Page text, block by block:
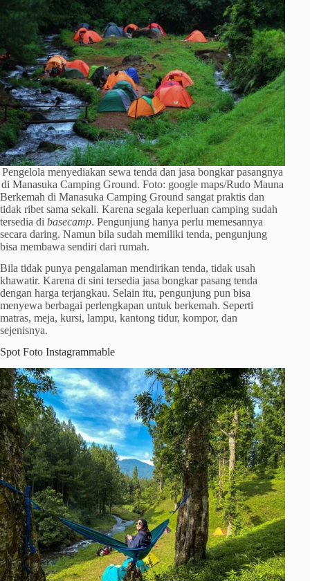
Pengelola menyediakan sewa tenda dan jasa bongkar pasangnya
di Manasuka Camping Ground. Foto: google maps/Rudo Mauna
Berkemah di Manasuka Camping Ground sangat praktis dan
tidak ribet sama sekali. Karena segala keperluan camping sudah
tersedia di basecamp. Pengunjung hanya perlu memesannya
secara daring. Namun bila sudah memiliki tenda, pengunjung
bisa membawa sendiri dari rumah.
Bila tidak punya pengalaman mendirikan tenda, tidak usah
khawatir. Karena di sini tersedia jasa bongkar pasang tenda
dengan harga terjangkau. Selain itu, pengunjung pun bisa
menyewa berbagai perlengkapan untuk berkemah. Seperti
matras, meja, kursi, lampu, kantong tidur, kompor, dan
sejenisnya.
Spot Foto Instagrammable